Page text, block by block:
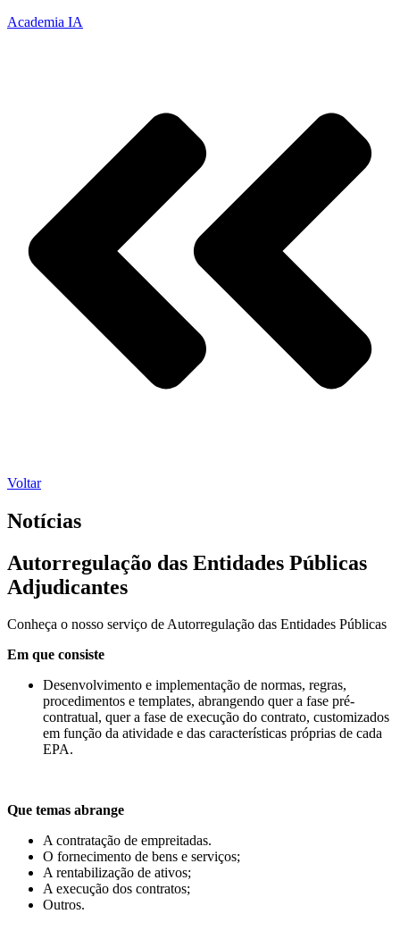
Academia IA
Voltar
Notícias
Autorregulação das Entidades Públicas
Adjudicantes
Conheça o nosso serviço de Autorregulação das Entidades Públicas
Em que consiste
Desenvolvimento e implementação de normas, regras,
procedimentos e templates, abrangendo quer a fase pré-
contratual, quer a fase de execução do contrato, customizados
em função da atividade e das características próprias de cada
EPA.
Que temas abrange
A contratação de empreitadas.
O fornecimento de bens e serviços;
A rentabilização de ativos;
A execução dos contratos;
Outros.